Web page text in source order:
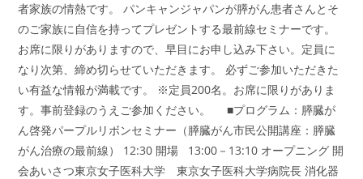
者家族の情熱です。 パンキャンジャパンが膵がん患者さんとそ
のご家族に自信を持ってプレゼントする最前線セミナーです。
お席に限りがありますので、早目にお申し込み下さい。定員に
なり次第、締め切らせていただきます。 必ずご参加いただきた
い有益な情報が満載です。 ※定員200名。お席に限りがありま
す。事前登録のうえご参加ください。 ■プログラム：膵臓が
ん啓発パープルリボンセミナー（膵臓がん市民公開講座：膵臓
がん治療の最前線） 12:30 開場 13:00－13:10 オープニング 開
会あいさつ東京女子医科大学 東京女子医科大学病院長 消化器